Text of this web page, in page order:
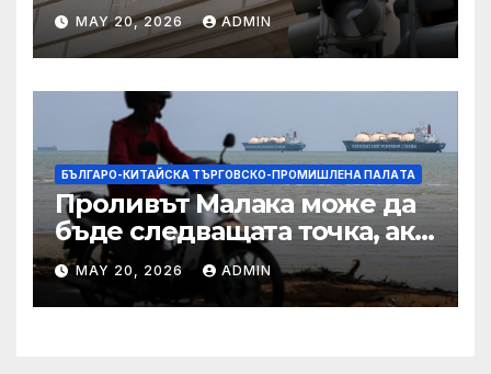
Тръмп „завинаги“ в
сделката за съдебно дело с
IRS
MAY 20, 2026 ADMIN
БЪЛГАРО-КИТАЙСКА ТЪРГОВСКО-ПРОМИШЛЕНА ПАЛAТА
Проливът Малака може да
бъде следващата точка, ако
Азия не внимава
MAY 20, 2026 ADMIN